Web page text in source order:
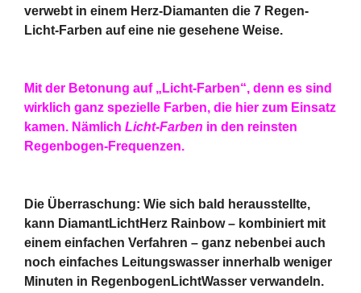
verwebt in einem Herz-Diamanten die 7 Regen-
Licht-Farben auf eine nie gesehene Weise.
Mit der Betonung auf „Licht-Farben“, denn es sind
wirklich ganz spezielle Farben, die hier zum Einsatz
kamen. Nämlich Licht-Farben in den reinsten
Regenbogen-Frequenzen.
Die Überraschung: Wie sich bald herausstellte,
kann DiamantLichtHerz Rainbow – kombiniert mit
einem einfachen Verfahren – ganz nebenbei auch
noch einfaches Leitungswasser innerhalb weniger
Minuten in RegenbogenLichtWasser verwandeln.